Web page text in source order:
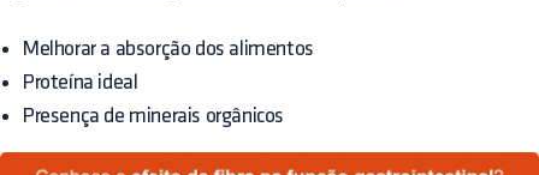
Melhorar a absorção dos alimentos
Proteína ideal
Presença de minerais orgânicos